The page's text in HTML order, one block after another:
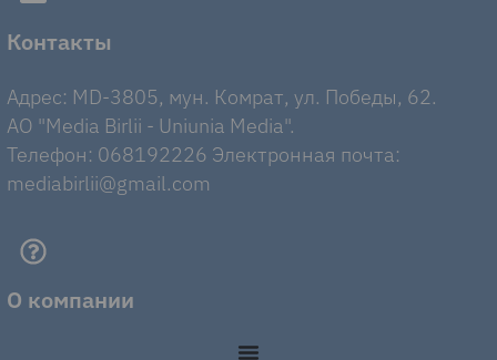
Контакты
Адрес: MD-3805, мун. Комрат, ул. Победы, 62.
AO "Media Birlii - Uniunia Media".
Телефон: 068192226 Электронная почта:
mediabirlii@gmail.com
О компании